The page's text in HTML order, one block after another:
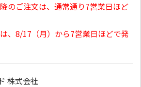
のご注文は、通常通り7営業日ほど
、8/17（月）から7営業日ほどで発
株式会社